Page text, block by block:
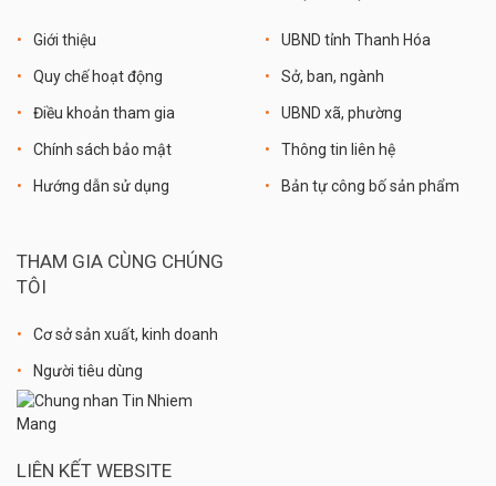
Giới thiệu
Quy chế hoạt động
Điều khoản tham gia
Chính sách bảo mật
Hướng dẫn sử dụng
UBND tỉnh Thanh Hóa
Sở, ban, ngành
UBND xã, phường
Thông tin liên hệ
Bản tự công bố sản phẩm
THAM GIA CÙNG CHÚNG
TÔI
Cơ sở sản xuất, kinh doanh
Người tiêu dùng
LIÊN KẾT WEBSITE